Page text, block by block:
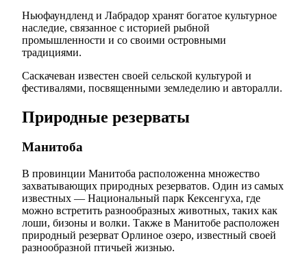
Ньюфаундленд и Лабрадор хранят богатое культурное
наследие, связанное с историей рыбной
промышленности и со своими островными
традициями.
Саскачеван известен своей сельской культурой и
фестивалями, посвященными земледелию и авторалли.
Природные резерваты
Манитоба
В провинции Манитоба расположенна множество
захватывающих природных резерватов. Один из самых
известных — Национальный парк Кексенгуха, где
можно встретить разнообразных животных, таких как
лоши, бизоны и волки. Также в Манитобе расположен
природный резерват Орлиное озеро, известный своей
разнообразной птичьей жизнью.